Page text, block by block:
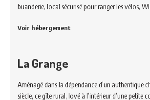
buanderie, local sécurisé pour ranger les vélos,
Voir hébergement
La Grange
Aménagé dans la dépendance d’un authentique
siècle, ce gîte rural, lové à l’intérieur d’une petite